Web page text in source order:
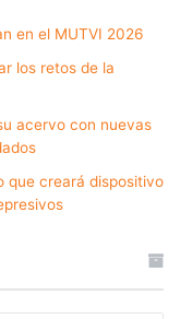
en el MUTVI 2026
los retos de la
acervo con nuevas
que creará dispositivo